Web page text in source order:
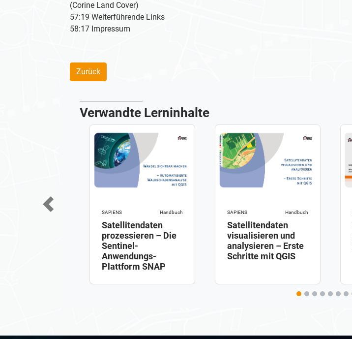
(Corine Land Cover)
57:19 Weiterführende Links
58:17 Impressum
Zurück
Verwandte Lerninhalte
SAPIENS Handbuch
Satellitendaten
prozessieren – Die
Sentinel-
Anwendungs-
Plattform SNAP
SAPIENS Handbuch
Satellitendaten
visualisieren und
analysieren – Erste
Schritte mit QGIS
Previous